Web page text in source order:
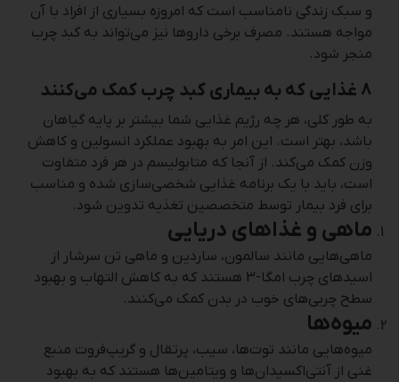
و سبک زندگی نامناسب است که امروزه بسیاری از افراد با آن
مواجه هستند. مصرف برخی داروها نیز می‌تواند به کبد چرب
منجر شود.
8 غذایی که به بیماری کبد چرب کمک می‌کنند
به طور کلی، هر چه رژیم غذایی شما بیشتر بر پایه گیاهان
باشد، بهتر است. این امر به بهبود عملکرد انسولین و کاهش
وزن کمک می‌کند. از آنجا که متابولیسم در هر فرد متفاوت
است، باید با یک برنامه غذایی شخصی‌سازی شده و مناسب
برای فرد بیمار توسط متخصصین تغذیه تدوین شود.
ماهی و غذاهای دریایی
ماهی‌هایی مانند سالمون، ساردین و ماهی تن سرشار از
اسیدهای چرب امگا-3 هستند که به کاهش التهاب و بهبود
سطح چربی‌های خوب در بدن کمک می‌کنند.
میوه‌ها
میوه‌هایی مانند توت‌ها، سیب، پرتقال و گریپ‌فروت منبع
غنی از آنتی‌اکسیدان‌ها و ویتامین‌ها هستند که به بهبود